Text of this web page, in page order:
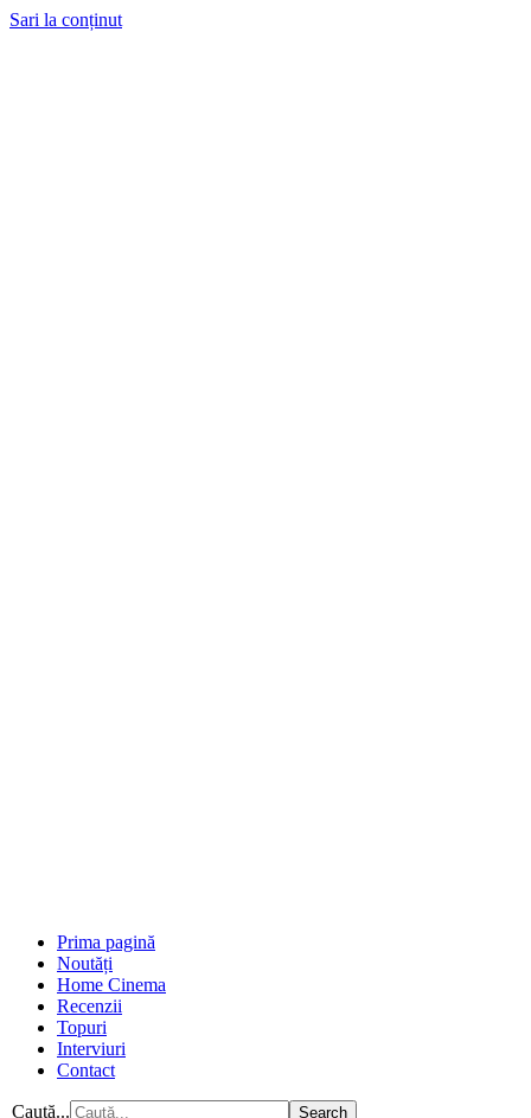
Sari la conținut
Prima pagină
Noutăți
Home Cinema
Recenzii
Topuri
Interviuri
Contact
Caută...